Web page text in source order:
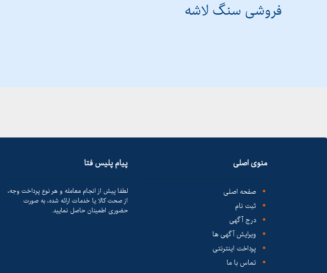
فروشی سنگ لاشه
منوی اصلی
صفحه اصلی
ثبت نام
درج آگهی
ویرایش آگهی ها
پرداخت اینترنتی
تماس با ما
پیام پلیس فتا
لطفا پیش از انجام معامله و هر نوع پرداخت وجه،
از صحت کالا یا خدمات ارائه شده، به صورت
حضوری اطمینان حاصل نمایید.